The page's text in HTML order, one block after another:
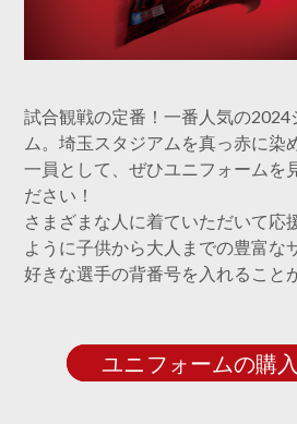
試合観戦の定番！一番人気の2024
ム。埼玉スタジアムを真っ赤に染
一員として、ぜひユニフォームを
ださい！
さまざまな人に着ていただいて応
ように子供から大人までの豊富な
好きな選手の背番号を入れること
ユニフォームの購